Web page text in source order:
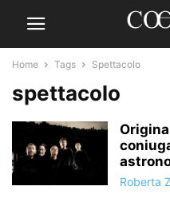
Home Tags Spettacolo
spettacolo
Roberta